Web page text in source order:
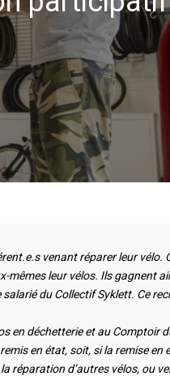
venant réparer leur vélo.
mêmes leur vélos. Ils gagnent
salarié du Collectif Syklett. Ce
en déchetterie et au Comptoir
en état, soit, si la remise en
réparation d’autres vélos, ou